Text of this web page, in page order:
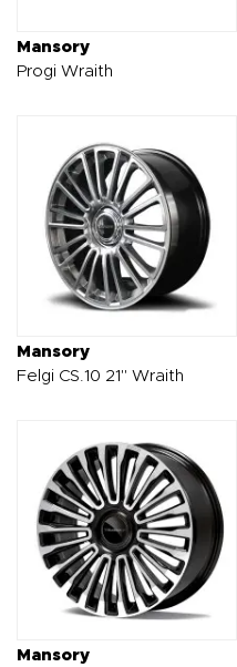
Mansory
Progi Wraith
Mansory
Felgi CS.10 21" Wraith
Mansory